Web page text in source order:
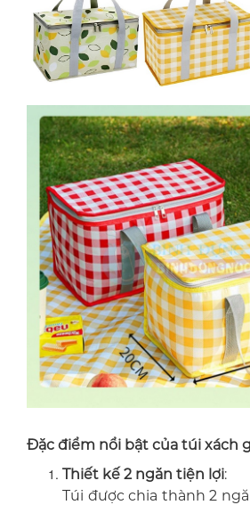
Đặc điểm nổi bật của túi xách
Thiết kế 2 ngăn tiện lợi:
Túi được chia thành 2